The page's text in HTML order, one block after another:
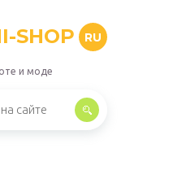
SHOP RU
и моде